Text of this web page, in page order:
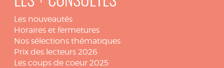
Les nouveautés
Horaires et fermetures
Nos sélections thématiques
Prix des lecteurs 2026
Les coups de coeur 2025